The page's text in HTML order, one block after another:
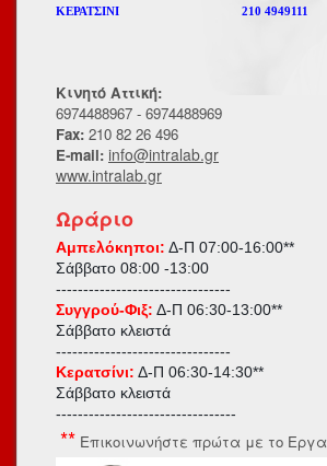
ΚΕΡΑΤΣΙΝΙ 210 4949111
Κινητό Αττική:
6974488967 - 6974488969
Fax: 210 82 26 496
E-mail: info@intralab.gr
www.intralab.gr
Ωράριο
Αμπελόκηποι: Δ-Π 07:00-16:00**
Σάββατο 08:00 -13:00
--------------------------------
Συγγρού-Φιξ: Δ-Π 06:30-13:00**
Σάββατο κλειστά
--------------------------------
Κερατσίνι: Δ-Π 06:30-14:30**
Σάββατο κλειστά
---------------------------------
** Επικοινωνήστε πρώτα με το